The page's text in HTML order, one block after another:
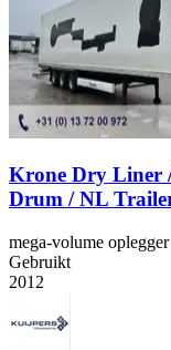
Krone Dry Liner
Drum / NL
mega-volume oplegger
Gebruikt
2012